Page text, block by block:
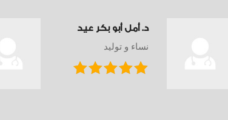
د. أمل أبو بكر عيد
نساء و توليد